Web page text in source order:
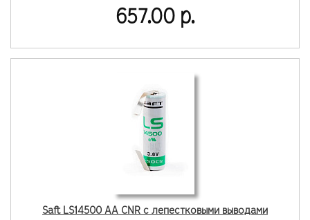
657.00 р.
Saft LS14500 AA CNR с лепестковыми выводами